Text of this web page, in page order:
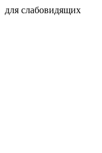
для слабовидящих